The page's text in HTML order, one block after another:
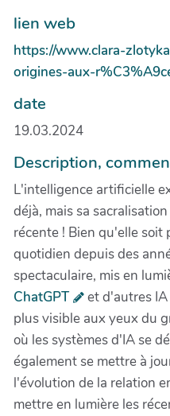
lien web
https://www.clara-
origines-aux-
date
19.03.2024
Description,
L'intelligence artificielle
déjà, mais sa
récente ! Bien qu'elle soit
quotidien depuis des
spectaculaire, mis en
ChatGPT
et d'autres
plus visible aux yeux du
où les systèmes d'IA se
également se mettre à
l'évolution de la relation
mettre en lumière les